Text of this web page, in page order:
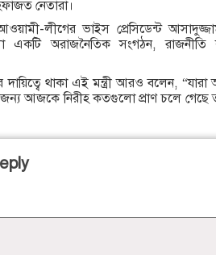
নেতারা।
লীগের ভাইস প্রেসিডেন্ট
একটি অরাজনৈতিক সংগঠন, রাজনীতি
দায়িত্বে থাকা এই মন্ত্রী আরও বলেন, “যারা
আজকে নিরীহ কতগুলো প্রাণ চলে গেছে